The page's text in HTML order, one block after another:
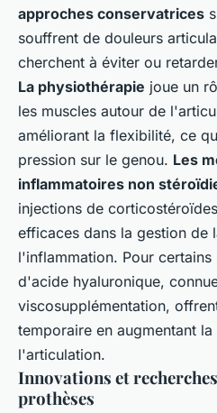
approches conservatrices
souffrent de douleurs
cherchent à éviter ou
La physiothérapie joue un
les muscles autour de
améliorant la flexibilité, ce
pression sur le genou. Les
inflammatoires non
injections de
efficaces dans la gestion de
l'inflammation. Pour
d'acide hyaluronique,
viscosupplémentation,
temporaire en augmentant
l'articulation.
Innovations et
prothèses